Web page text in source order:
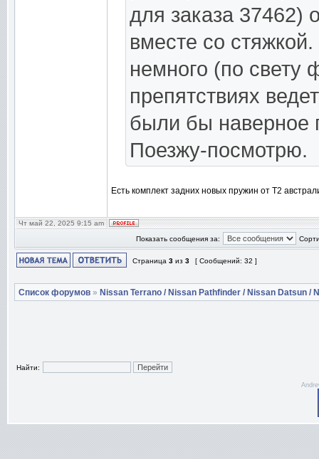
для заказа 37462)
вместе со
немного (по свету
препятствиях
были бы наверное
Поезжу-посмотрю.
Есть комплект задних новых пружин от T2
Чт май 22, 2025 9:15 am
Показать сообщения за:
Страница 3 из 3 [ Сообщений: 32 ]
Список форумов » Nissan Terrano / Nissan Pathfinder / Nissan Datsun /
Найти: